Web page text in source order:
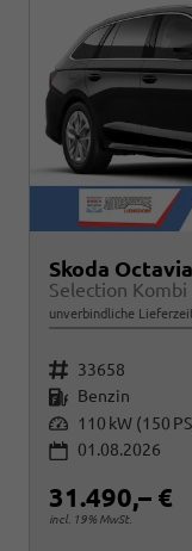
Skoda
unverbindliche
Fahrzeugnr. 33658
Kraftstoff Benzin
Leistung 110 kW (150
01.08.2026
31.490,– €
incl. 19% MwSt.